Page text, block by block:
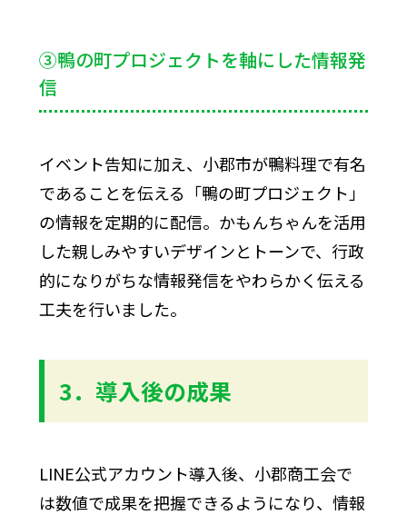
③鴨の町プロジェクトを軸にした情報発
信
イベント告知に加え、小郡市が鴨料理で有名
であることを伝える「鴨の町プロジェクト」
の情報を定期的に配信。かもんちゃんを活用
した親しみやすいデザインとトーンで、行政
的になりがちな情報発信をやわらかく伝える
工夫を行いました。
3．導入後の成果
LINE公式アカウント導入後、小郡商工会で
は数値で成果を把握できるようになり、情報